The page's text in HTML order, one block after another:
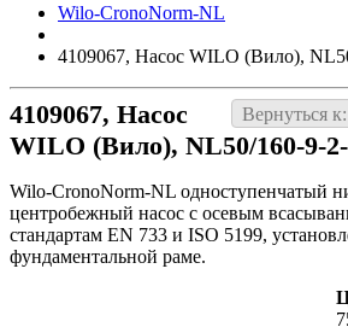
Wilo-CronoNorm-NL
4109067, Насос WILO (Вило),
Вернуться
4109067, Насос
WILO (Вило), NL50/160-9-
Wilo-CronoNorm-NL одноступенчатый
центробежный насос с осевым
стандартам EN 733 и ISO 5199,
фундаментальной раме.